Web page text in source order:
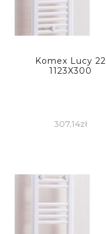
Komex Lucy 22
1123X300
307,14zł